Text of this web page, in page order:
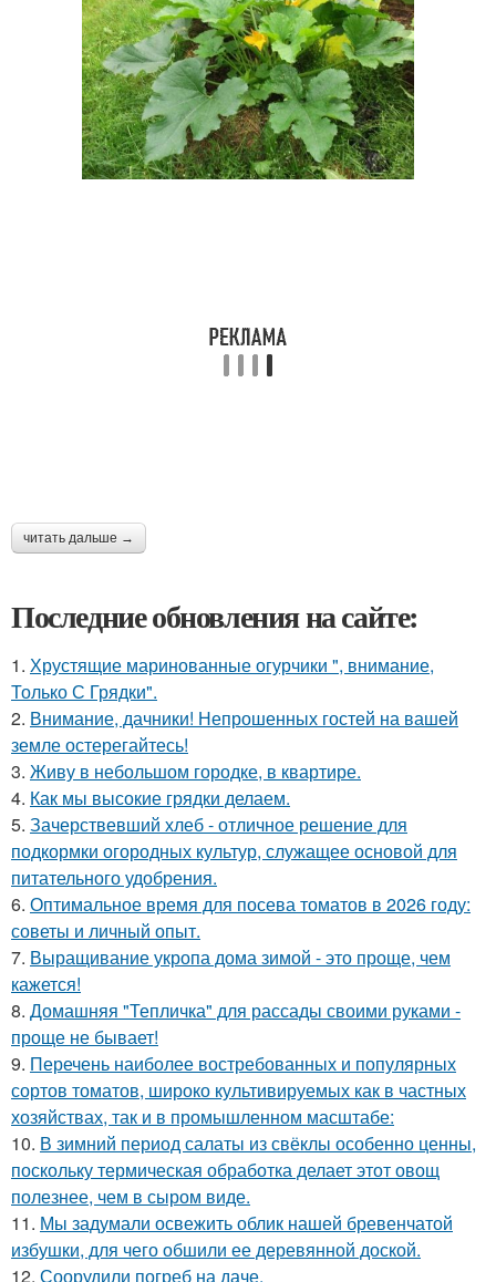
читать дальше →
Последние обновления на сайте:
1. Хрустящие маринованные огурчики ", внимание,
Только С Грядки".
2. Внимание, дачники! Непрошенных гостей на вашей
земле остерегайтесь!
3. Живу в небольшом городке, в квартире.
4. Как мы высокие грядки делаем.
5. Зачерствевший хлеб - отличное решение для
подкормки огородных культур, служащее основой для
питательного удобрения.
6. Оптимальное время для посева томатов в 2026 году:
советы и личный опыт.
7. Выращивание укропа дома зимой - это проще, чем
кажется!
8. Домашняя "Тепличка" для рассады своими руками -
проще не бывает!
9. Перечень наиболее востребованных и популярных
сортов томатов, широко культивируемых как в частных
хозяйствах, так и в промышленном масштабе:
10. В зимний период салаты из свёклы особенно ценны,
поскольку термическая обработка делает этот овощ
полезнее, чем в сыром виде.
11. Мы задумали освежить облик нашей бревенчатой
избушки, для чего обшили ее деревянной доской.
12. Соорудили погреб на даче.